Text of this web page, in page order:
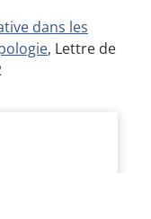
dans les
, Lettre de